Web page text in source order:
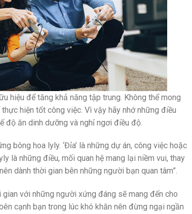
hiệu để tăng khả năng tập trung. Không thể mong
hiện tốt công việc. Vì vậy hãy nhớ những điều
độ ăn dinh dưỡng và nghỉ ngơi điều độ.
bông hoa lyly. ‘Đỉa’ là những dự án, công việc hoặc
là những điều, mối quan hệ mang lại niềm vui, thay
dành thời gian bên những người bạn quan tâm”.
với những người xứng đáng sẽ mang đến cho
cạnh bạn trong lúc khó khăn nên đừng ngại ngần